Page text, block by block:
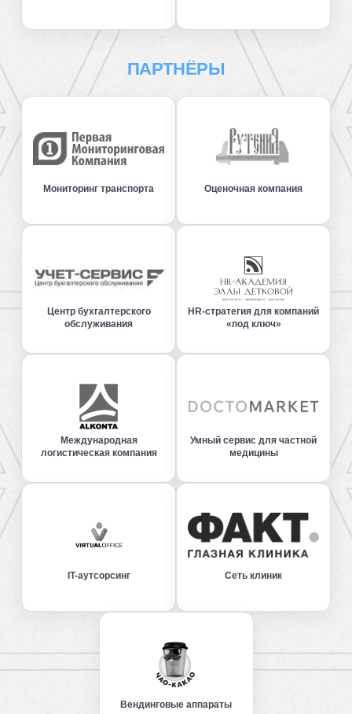
ПАРТНЁРЫ
Мониторинг транспорта Оценочная компания
Центр бухгалтерского
обслуживания
HR-стратегия для компаний
«под ключ»
Международная
логистическая компания
Умный сервис для частной
медицины
IT-аутсорсинг Сеть клиник
Вендинговые аппараты